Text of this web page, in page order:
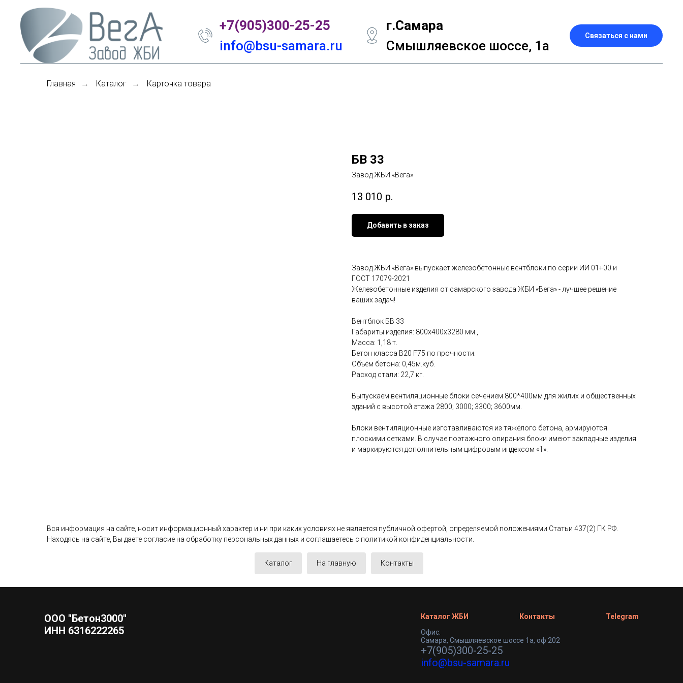
+7(905)300-25-25
info@bsu-samara.ru
г.Самара
Смышляевское шоссе, 1а
Связаться с нами
Главная → Каталог → Карточка товара
БВ 33
Завод ЖБИ «Вега»
13 010 р.
Добавить в заказ
Завод ЖБИ «Вега» выпускает железобетонные вентблоки по серии ИИ 01+00 и
ГОСТ 17079-2021
Железобетонные изделия от самарского завода ЖБИ «Вега» - лучшее решение
ваших задач!
Вентблок БВ 33
Габариты изделия: 800x400x3280 мм.,
Масса: 1,18 т.
Бетон класса B20 F75 по прочности.
Объём бетона: 0,45м.куб.
Расход стали: 22,7 кг.
Выпускаем вентиляционные блоки сечением 800*400мм для жилих и общественных
зданий с высотой этажа 2800; 3000; 3300; 3600мм.
Блоки вентиляционные изготавливаются из тяжёлого бетона, армируются
плоскими сетками. В случае поэтажного опирания блоки имеют закладные изделия
и маркируются дополнительным цифровым индексом «1».
Вся информация на сайте, носит информационный характер и ни при каких условиях не является публичной офертой, определяемой положениями Статьи 437(2) ГК РФ.
Находясь на сайте, Вы даете согласие на обработку персональных данных и соглашаетесь c политикой конфиденциальности.
Каталог На главную Контакты
ООО "Бетон3000"
ИНН 6316222265
Каталог ЖБИ Контакты
Telegram
Офис:
Самара, Смышляевское шоссе 1а, оф 202
+7(905)300-25-25
info@bsu-samara.ru